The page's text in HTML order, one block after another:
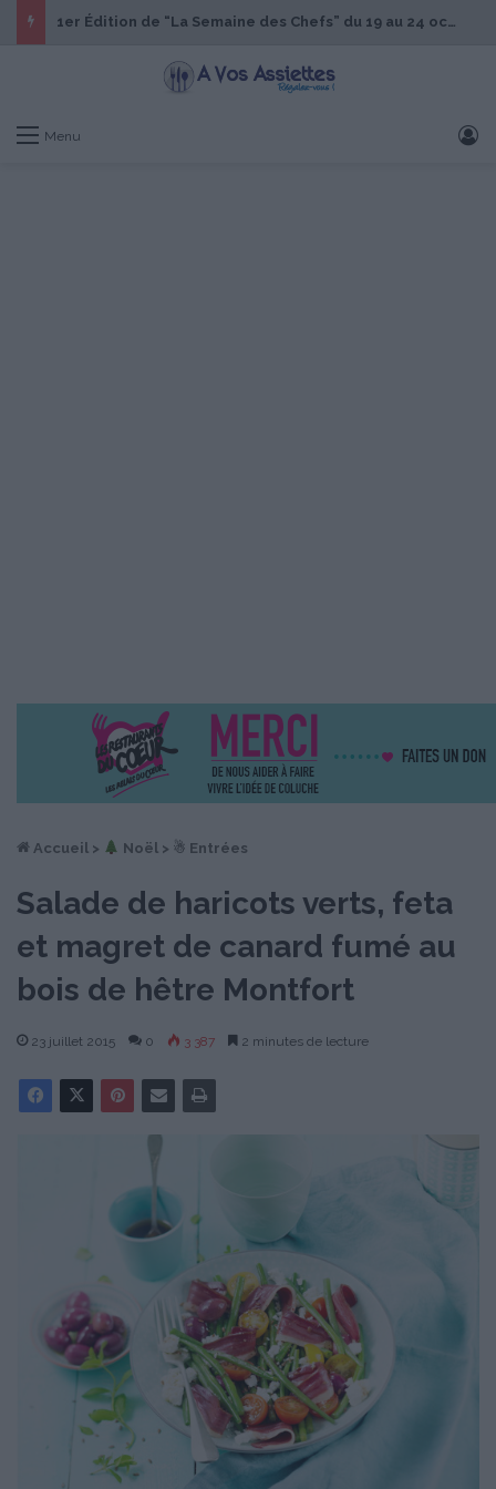
1er Édition de “La Semaine des Chefs” du 19 au 24 octobre 2026
Menu
Accueil > ︎ Noël > ☃ Entrées
Salade de haricots verts, feta
et magret de canard fumé au
bois de hêtre Montfort
23 juillet 2015 0 3 387 2 minutes de lecture